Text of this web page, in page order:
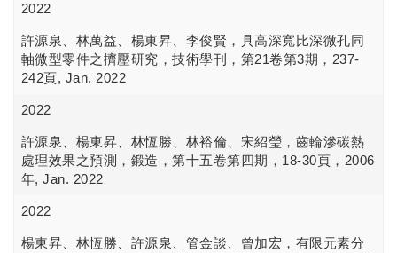
2022
許源泉、林萬益、楊東昇、李俊賢，具高深寬比深微孔同
軸微型零件之擠壓研究，技術學刊，第21卷第3期，237-
242頁, Jan. 2022
2022
許源泉、楊東昇、林恆勝、林裕倫、宋紹瑩，齒輪滲碳熱
處理效果之預測，鍛造，第十五卷第四期，18-30頁，2006
年, Jan. 2022
2022
楊東昇、林恆勝、許源泉、管金談、曾加宏，有限元素分